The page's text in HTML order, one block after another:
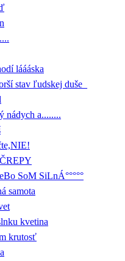
láááska
stav ľudskej duše_
nádych a........
SoM SiLnÁ°°°°°
samota
kvetina
krutosť